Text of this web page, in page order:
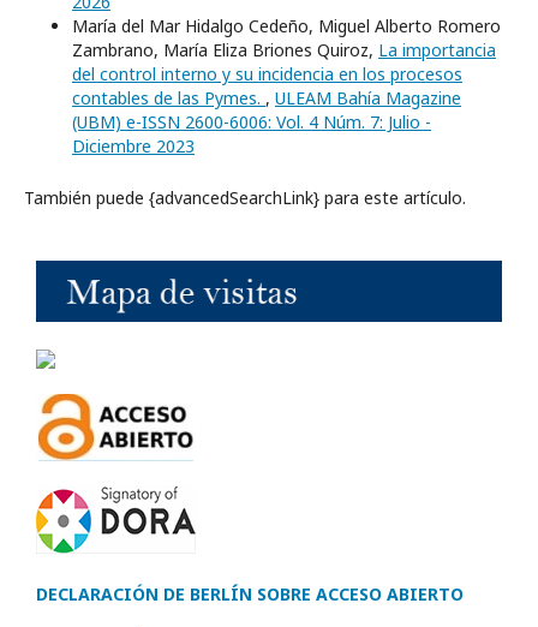
María del Mar Hidalgo Cedeño, Miguel Alberto Romero
Zambrano, María Eliza Briones Quiroz, La importancia
del control interno y su incidencia en los procesos
contables de las Pymes. , ULEAM Bahía Magazine
(UBM) e-ISSN 2600-6006: Vol. 4 Núm. 7: Julio -
Diciembre 2023
También puede {advancedSearchLink} para este artículo.
DECLARACIÓN DE BERLÍN SOBRE ACCESO ABIERTO